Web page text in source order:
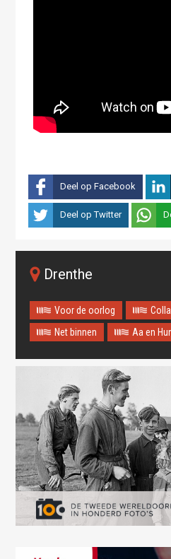
Deel op Facebook
Deel op Twitter
Drenthe
Voor de oorlog
Net binnen
Aa en